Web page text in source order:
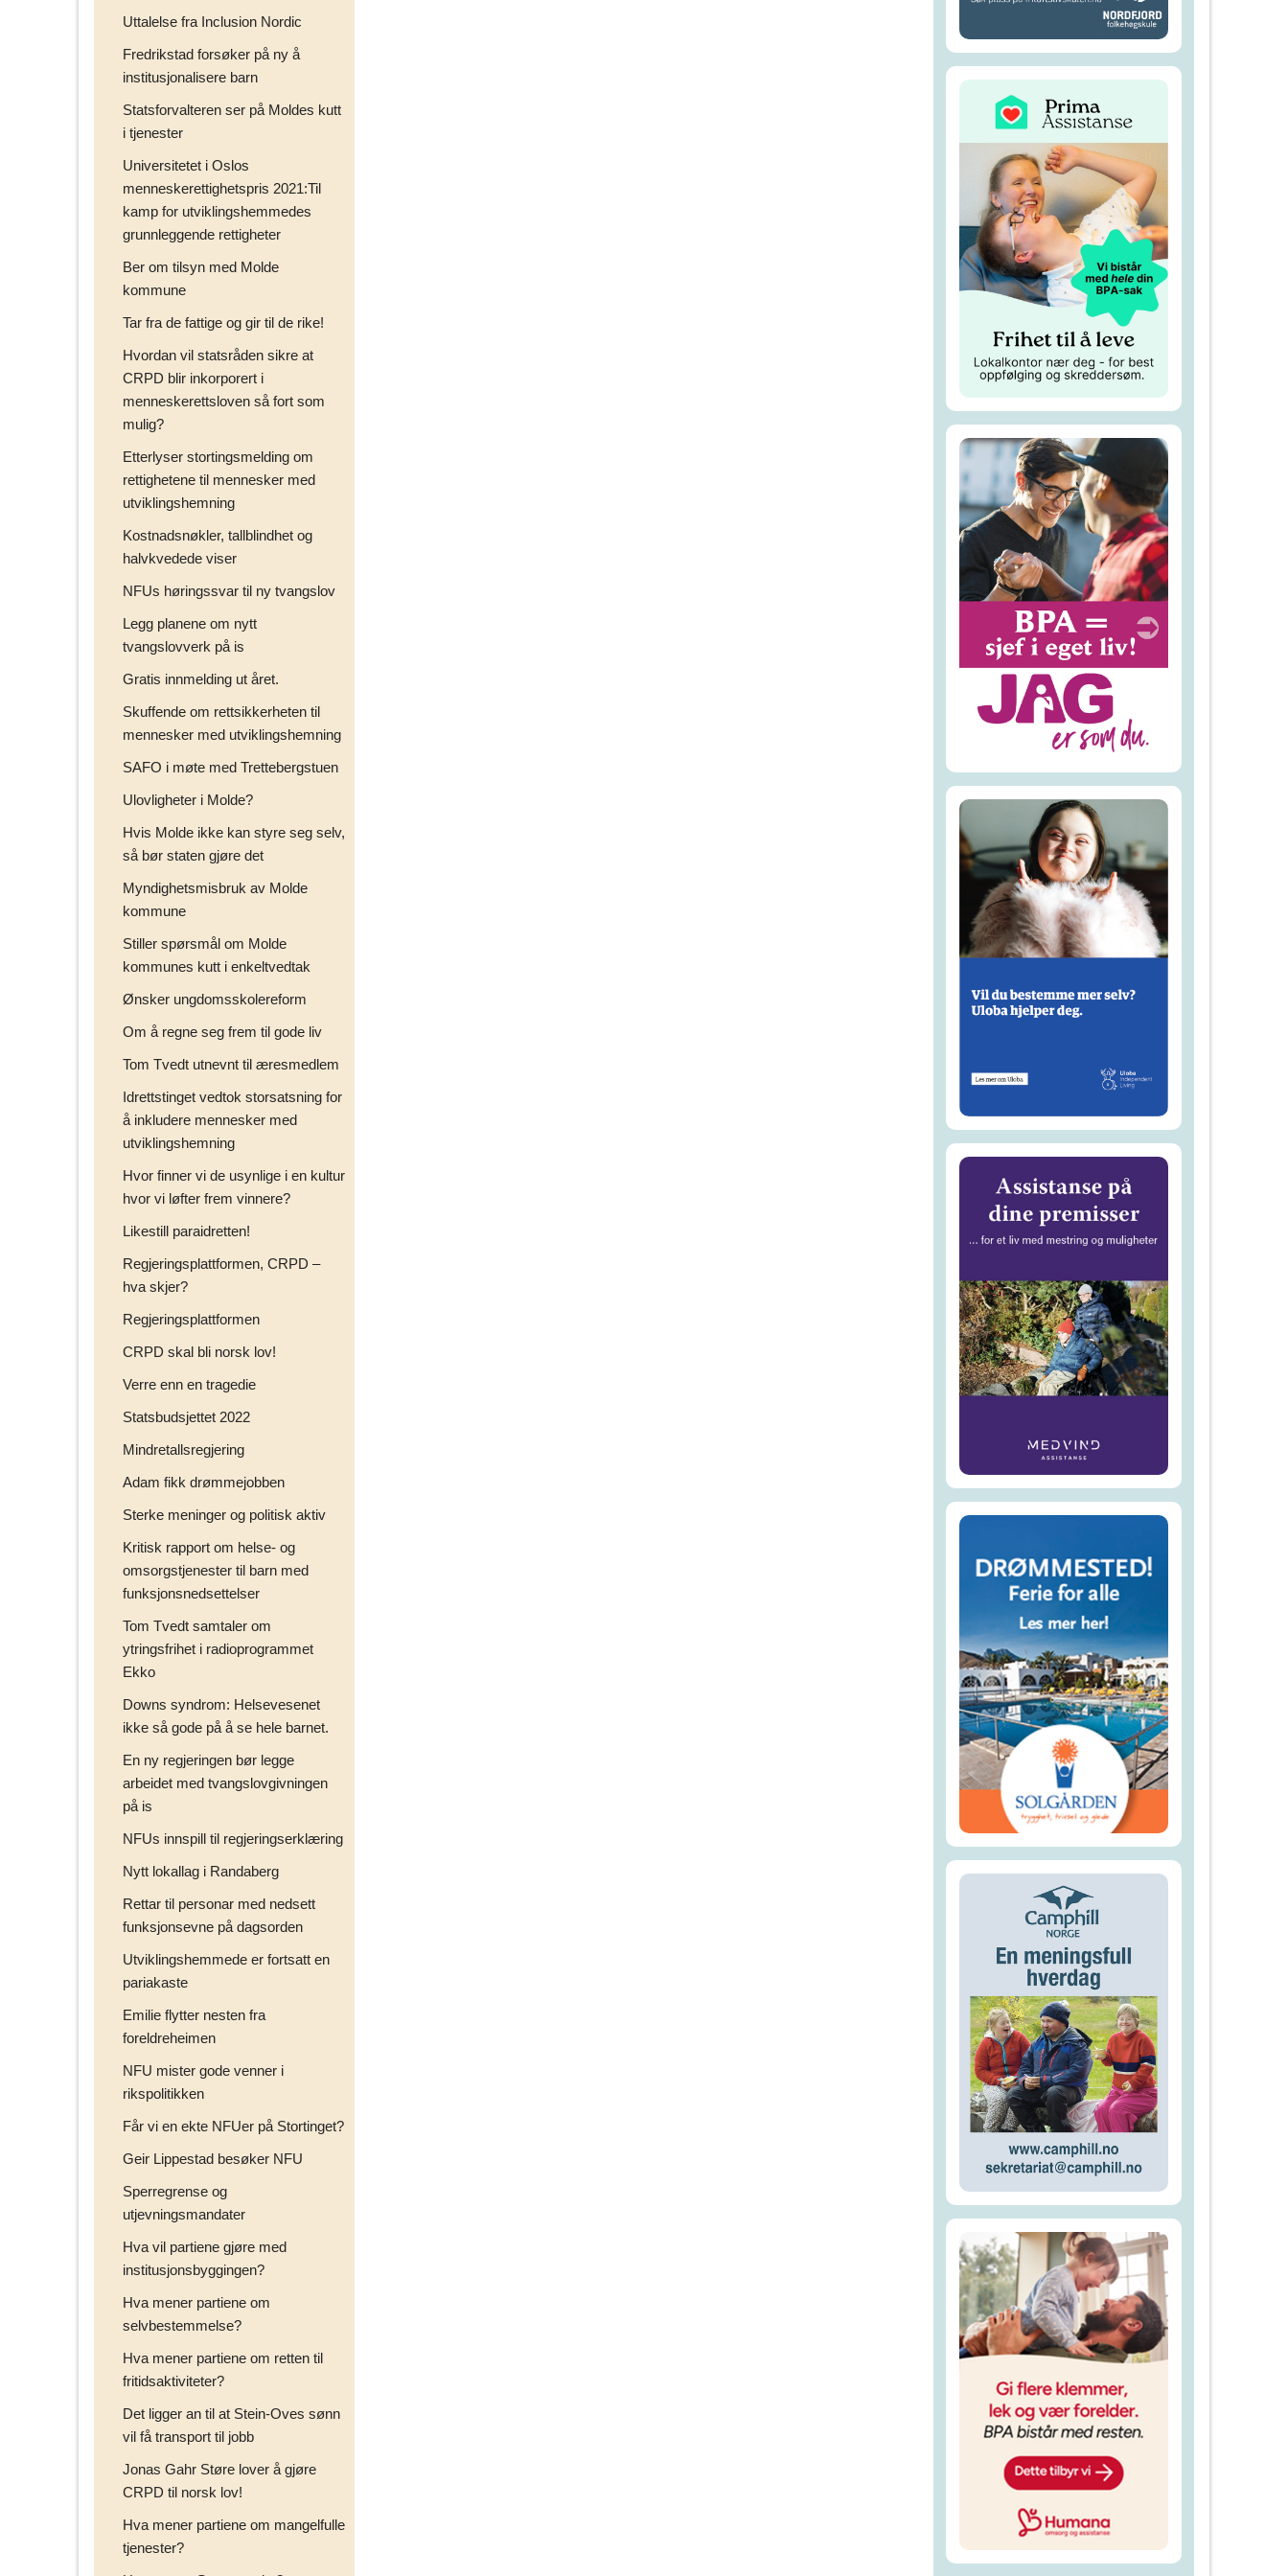
Uttalelse fra Inclusion Nordic
Fredrikstad forsøker på ny å
institusjonalisere barn
Statsforvalteren ser på Moldes kutt
i tjenester
Universitetet i Oslos
menneskerettighetspris 2021:Til
kamp for utviklingshemmedes
grunnleggende rettigheter
Ber om tilsyn med Molde
kommune
Tar fra de fattige og gir til de rike!
Hvordan vil statsråden sikre at
CRPD blir inkorporert i
menneskerettsloven så fort som
mulig?
Etterlyser stortingsmelding om
rettighetene til mennesker med
utviklingshemning
Kostnadsnøkler, tallblindhet og
halvkvedede viser
NFUs høringssvar til ny tvangslov
Legg planene om nytt
tvangslovverk på is
Gratis innmelding ut året.
Skuffende om rettsikkerheten til
mennesker med utviklingshemning
SAFO i møte med Trettebergstuen
Ulovligheter i Molde?
Hvis Molde ikke kan styre seg selv,
så bør staten gjøre det
Myndighetsmisbruk av Molde
kommune
Stiller spørsmål om Molde
kommunes kutt i enkeltvedtak
Ønsker ungdomsskolereform
Om å regne seg frem til gode liv
Tom Tvedt utnevnt til æresmedlem
Idrettstinget vedtok storsatsning for
å inkludere mennesker med
utviklingshemning
Hvor finner vi de usynlige i en kultur
hvor vi løfter frem vinnere?
Likestill paraidretten!
Regjeringsplattformen, CRPD –
hva skjer?
Regjeringsplattformen
CRPD skal bli norsk lov!
Verre enn en tragedie
Statsbudsjettet 2022
Mindretallsregjering
Adam fikk drømmejobben
Sterke meninger og politisk aktiv
Kritisk rapport om helse- og
omsorgstjenester til barn med
funksjonsnedsettelser
Tom Tvedt samtaler om
ytringsfrihet i radioprogrammet
Ekko
Downs syndrom: Helsevesenet
ikke så gode på å se hele barnet.
En ny regjeringen bør legge
arbeidet med tvangslovgivningen
på is
NFUs innspill til regjeringserklæring
Nytt lokallag i Randaberg
Rettar til personar med nedsett
funksjonsevne på dagsorden
Utviklingshemmede er fortsatt en
pariakaste
Emilie flytter nesten fra
foreldreheimen
NFU mister gode venner i
rikspolitikken
Får vi en ekte NFUer på Stortinget?
Geir Lippestad besøker NFU
Sperregrense og
utjevningsmandater
Hva vil partiene gjøre med
institusjonsbyggingen?
Hva mener partiene om
selvbestemmelse?
Hva mener partiene om retten til
fritidsaktiviteter?
Det ligger an til at Stein-Oves sønn
vil få transport til jobb
Jonas Gahr Støre lover å gjøre
CRPD til norsk lov!
Hva mener partiene om mangelfulle
tjenester?